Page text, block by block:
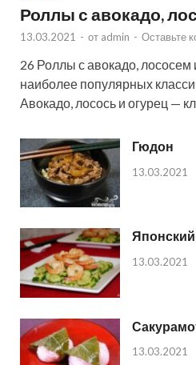
Роллы с авокадо,
13.03.2021 - от admin - Оставьте
26 Роллы с авокадо, лососем
наиболее популярных
Авокадо, лосось и огурец —
Гюдон
13.03.2021
Японский
13.03.2021
13.03.2021